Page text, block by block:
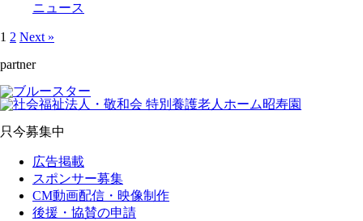
ニュース
1 2 Next »
partner
只今募集中
広告掲載
スポンサー募集
CM動画配信・映像制作
後援・協賛の申請